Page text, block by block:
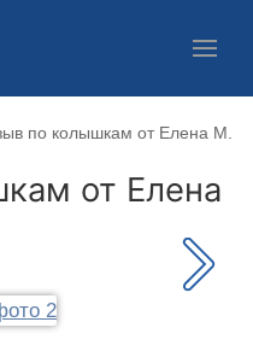
по колышкам от Елена М.
от Елена